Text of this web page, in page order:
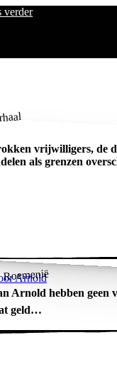
verder
Arnold
Arnold hebben geen
geld…
vrijwilligers, de
als grenzen